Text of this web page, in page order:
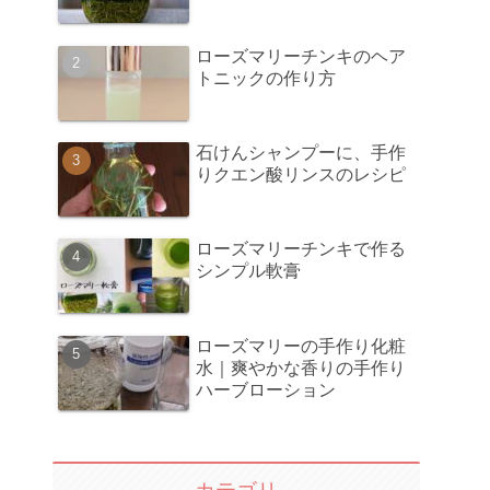
ローズマリーチンキのヘア
トニックの作り方
石けんシャンプーに、手作
りクエン酸リンスのレシピ
ローズマリーチンキで作る
シンプル軟膏
ローズマリーの手作り化粧
水｜爽やかな香りの手作り
ハーブローション